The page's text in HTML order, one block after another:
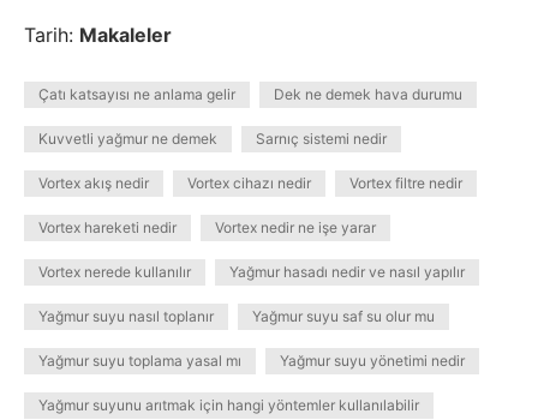
Tarih: Makaleler
Çatı katsayısı ne anlama gelir Dek ne demek hava durumu
Kuvvetli yağmur ne demek Sarnıç sistemi nedir
Vortex akış nedir Vortex cihazı nedir Vortex filtre nedir
Vortex hareketi nedir Vortex nedir ne işe yarar
Vortex nerede kullanılır Yağmur hasadı nedir ve nasıl yapılır
Yağmur suyu nasıl toplanır Yağmur suyu saf su olur mu
Yağmur suyu toplama yasal mı Yağmur suyu yönetimi nedir
Yağmur suyunu arıtmak için hangi yöntemler kullanılabilir